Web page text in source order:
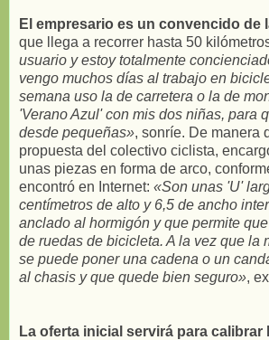
El empresario es un convencido de
que llega a recorrer hasta 50
usuario y estoy totalmente
vengo muchos días al trabajo en
semana uso la de carretera o la de
'Verano Azul' con mis dos niñas, para
desde pequeñas», sonríe. De manera
propuesta del colectivo ciclista,
unas piezas en forma de arco,
encontró en Internet: «Son unas 'U'
centímetros de alto y 6,5 de ancho
anclado al hormigón y que permite
de ruedas de bicicleta. A la vez que la
se puede poner una cadena o un
al chasis y que quede bien seguro»,
La oferta inicial servirá para calibrar